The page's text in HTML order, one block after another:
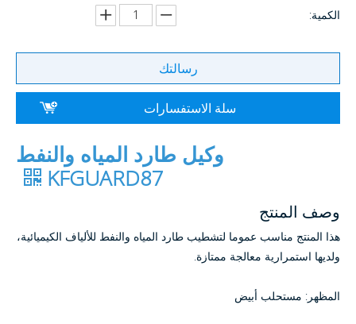
الكمية:
رسالتك
سلة الاستفسارات
وكيل طارد المياه والنفط
KFGUARD87
وصف المنتج
هذا المنتج مناسب عموما لتشطيب طارد المياه والنفط للألياف الكيميائية،
ولديها استمرارية معالجة ممتازة.
المظهر: مستحلب أبيض